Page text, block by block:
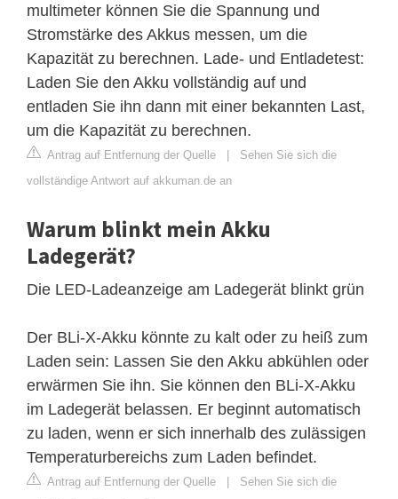
multimeter können Sie die Spannung und
Stromstärke des Akkus messen, um die
Kapazität zu berechnen. Lade- und Entladetest:
Laden Sie den Akku vollständig auf und
entladen Sie ihn dann mit einer bekannten Last,
um die Kapazität zu berechnen.
Antrag auf Entfernung der Quelle | Sehen Sie sich die
vollständige Antwort auf akkuman.de an
Warum blinkt mein Akku
Ladegerät?
Die LED-Ladeanzeige am Ladegerät blinkt grün
Der BLi-X-Akku könnte zu kalt oder zu heiß zum
Laden sein: Lassen Sie den Akku abkühlen oder
erwärmen Sie ihn. Sie können den BLi-X-Akku
im Ladegerät belassen. Er beginnt automatisch
zu laden, wenn er sich innerhalb des zulässigen
Temperaturbereichs zum Laden befindet.
Antrag auf Entfernung der Quelle | Sehen Sie sich die